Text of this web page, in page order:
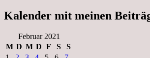
Kalender mit meinen
Februar 2021
M D M D F S
S